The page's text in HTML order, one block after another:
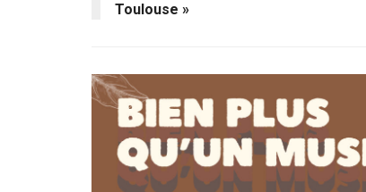
Toulouse »